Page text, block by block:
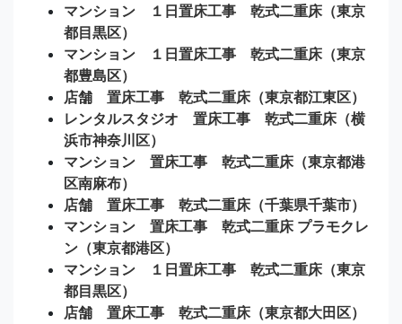
マンション １日置床工事 乾式二重床（東京
都目黒区）
マンション １日置床工事 乾式二重床（東京
都豊島区）
店舗 置床工事 乾式二重床（東京都江東区）
レンタルスタジオ 置床工事 乾式二重床（横
浜市神奈川区）
マンション 置床工事 乾式二重床（東京都港
区南麻布）
店舗 置床工事 乾式二重床（千葉県千葉市）
マンション 置床工事 乾式二重床 プラモクレ
ン（東京都港区）
マンション １日置床工事 乾式二重床（東京
都目黒区）
店舗 置床工事 乾式二重床（東京都大田区）